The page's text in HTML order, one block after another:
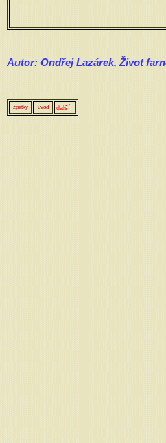
Autor: Ondřej Lazárek, Život
zpátky úvod další